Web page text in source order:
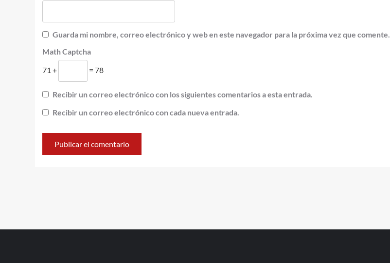
Guarda mi nombre, correo electrónico y web en este navegador para la próxima vez que comente.
Math Captcha
71 +
= 78
Recibir un correo electrónico con los siguientes comentarios a esta entrada.
Recibir un correo electrónico con cada nueva entrada.